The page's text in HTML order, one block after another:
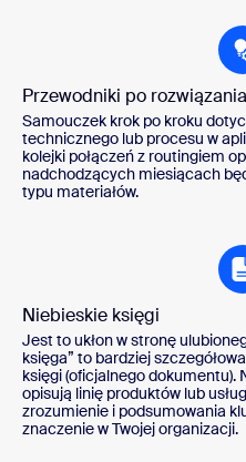
Przewodniki po
Samouczek krok po kroku
technicznego lub procesu w
kolejki połączeń z routingiem
nadchodzących miesiącach
typu materiałów.
Niebieskie księgi
Jest to ukłon w stronę
księga” to bardziej
księgi (oficjalnego dokumentu).
opisują linię produktów lub
zrozumienie i podsumowania
znaczenie w Twojej organizacji.